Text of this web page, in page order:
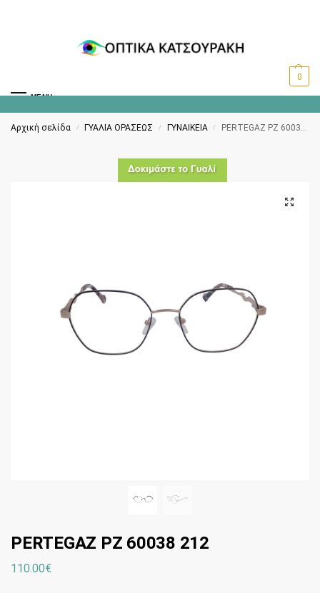
MENU
0
Αρχική σελίδα / ΓΥΑΛΙΑ ΟΡΑΣΕΩΣ / ΓΥΝΑΙΚΕΙΑ / PERTEGAZ PZ 60038 212
PERTEGAZ PZ 60038 212
110.00€